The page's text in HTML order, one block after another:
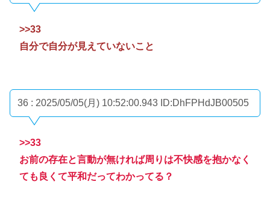
>>33
自分で自分が見えていないこと
36 : 2025/05/05(月) 10:52:00.943 ID:DhFPHdJB00505
>>33
お前の存在と言動が無ければ周りは不快感を抱かなく
ても良くて平和だってわかってる？